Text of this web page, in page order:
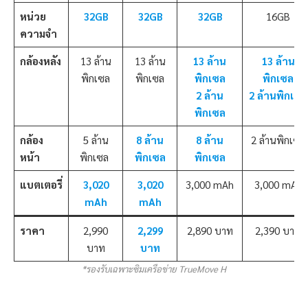
หน่วย
ความจำ
32GB 32GB 32GB 16GB
กล้องหลัง
13 ล้าน
พิกเซล
13 ล้าน
พิกเซล
13 ล้าน
พิกเซล
2 ล้าน
พิกเซล
13 ล้าน
พิกเซล
2 ล้านพิกเซล
กล้อง
หน้า
5 ล้าน
พิกเซล
8 ล้าน
พิกเซล
8 ล้าน
พิกเซล
2 ล้านพิกเซล
แบตเตอรี่
3,020
mAh
3,020
mAh
3,000 mAh 3,000 mAh
ราคา
2,990
บาท
2,299
บาท
2,890 บาท 2,390 บาท
*รองรับเฉพาะซิมเครือข่าย TrueMove H